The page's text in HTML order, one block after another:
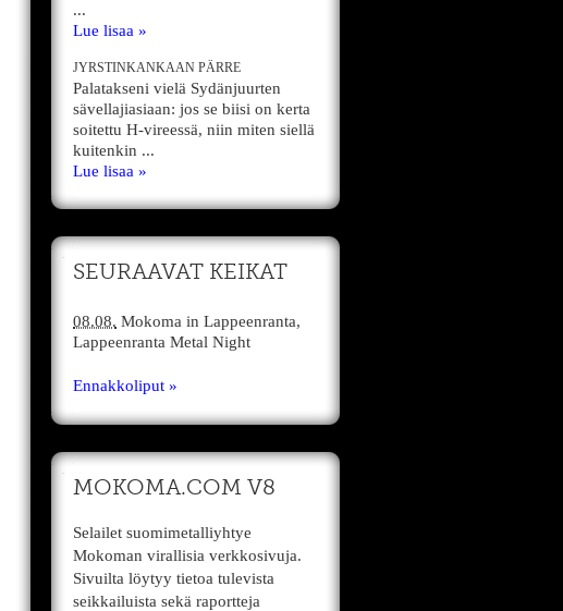
...
Lue lisaa »
JYRSTINKANKAAN PÄRRE
Palatakseni vielä Sydänjuurten
sävellajiasiaan: jos se biisi on kerta
soitettu H-vireessä, niin miten siellä
kuitenkin ...
Lue lisaa »
SEURAAVAT KEIKAT
08.08. Mokoma in Lappeenranta,
Lappeenranta Metal Night
Ennakkoliput »
MOKOMA.COM V8
Selailet suomimetalliyhtye
Mokoman virallisia verkkosivuja.
Sivuilta löytyy tietoa tulevista
seikkailuista sekä raportteja